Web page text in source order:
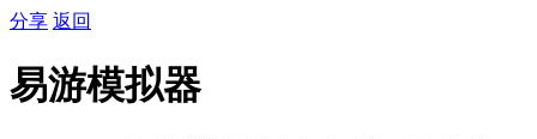
分享 返回
易游模拟器